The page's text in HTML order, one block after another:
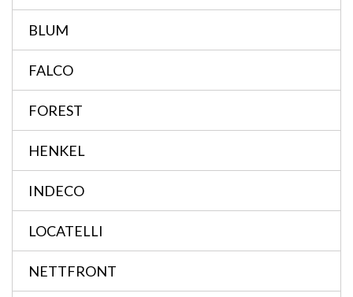
BLUM
FALCO
FOREST
HENKEL
INDECO
LOCATELLI
NETTFRONT